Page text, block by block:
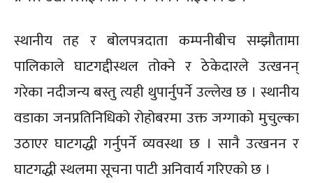
स्थानीय तह र बोलपत्रदाता कम्पनीबीच सम्झौतामा
पालिकाले घाटगद्दीस्थल तोक्ने र ठेकेदारले उत्खनन्
गरेका नदीजन्य बस्तु त्यही थुपार्नुपर्ने उल्लेख छ । स्थानीय
वडाका जनप्रतिनिधिको रोहोबरमा उक्त जग्गाको मुचुल्का
उठाएर घाटगद्धी गर्नुपर्ने व्यवस्था छ । सानै उत्खनन र
घाटगद्धी स्थलमा सूचना पाटी अनिवार्य गरिएको छ ।